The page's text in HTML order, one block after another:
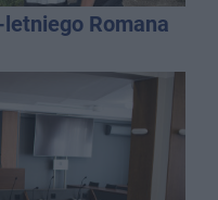
Romana